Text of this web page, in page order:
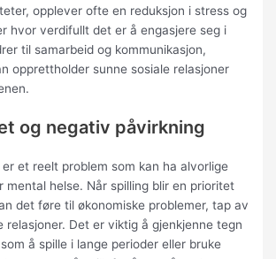
opplever ofte en reduksjon i stress og
hvor verdifullt det er å engasjere seg i
til samarbeid og kommunikasjon,
opprettholder sunne sosiale relasjoner
og negativ påvirkning
et reelt problem som kan ha alvorlige
mental helse. Når spilling blir en prioritet
det føre til økonomiske problemer, tap av
relasjoner. Det er viktig å gjenkjenne tegn
å spille i lange perioder eller bruke